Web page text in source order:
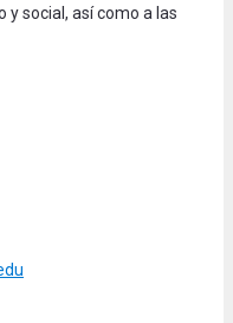
y social, así como a las